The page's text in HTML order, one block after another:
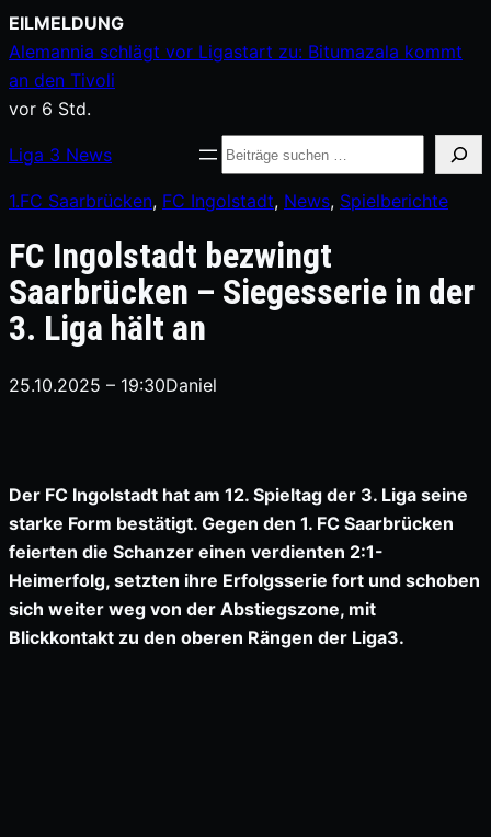
Zum
Inhalt
springen
EILMELDUNG
Alemannia schlägt vor Ligastart zu: Bitumazala kommt
an den Tivoli
vor 6 Std.
Liga 3 News Suche
1.FC Saarbrücken, FC Ingolstadt, News, Spielberichte
FC Ingolstadt bezwingt
Saarbrücken – Siegesserie in der
3. Liga hält an
25.10.2025 – 19:30Daniel
Der FC Ingolstadt hat am 12. Spieltag der 3. Liga seine
starke Form bestätigt. Gegen den 1. FC Saarbrücken
feierten die Schanzer einen verdienten 2:1-
Heimerfolg, setzten ihre Erfolgsserie fort und schoben
sich weiter weg von der Abstiegszone, mit
Blickkontakt zu den oberen Rängen der Liga3.